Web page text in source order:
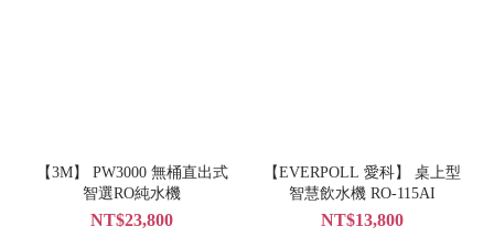
【3M】 PW3000 無桶直出式
智選RO純水機
NT$23,800
【EVERPOLL 愛科】 桌上型
智慧飲水機 RO-115AI
NT$13,800